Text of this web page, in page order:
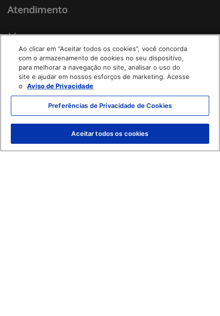
Atendimento
Boas-vindas
Canais de Atendimento Saúde
Ouvidoria
Canais de Atendimento Presencial
Ao clicar em “Aceitar todos os cookies”, você concorda
com o armazenamento de cookies no seu dispositivo,
para melhorar a navegação no site, analisar o uso do
site e ajudar em nossos esforços de marketing. Acesse
o
Aviso de Privacidade
Preferências de Privacidade de Cookies
Aceitar todos os cookies